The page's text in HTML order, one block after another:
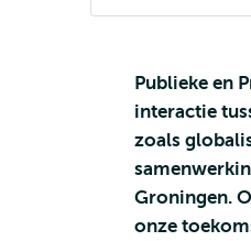
Publieke en
interactie
zoals
Groningen.
onze